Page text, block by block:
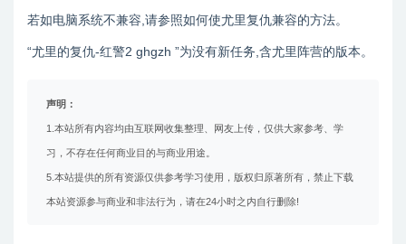
若如电脑系统不兼容,请参照如何使尤里复仇兼容的方法。
“尤里的复仇-红警2 ghgzh ”为没有新任务,含尤里阵营的版本。
声明：
1.本站所有内容均由互联网收集整理、网友上传，仅供大家参考、学
习，不存在任何商业目的与商业用途。
5.本站提供的所有资源仅供参考学习使用，版权归原著所有，禁止下载
本站资源参与商业和非法行为，请在24小时之内自行删除!